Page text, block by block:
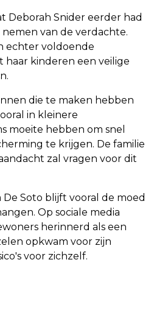
Deborah Snider eerder had
van de verdachte.
echter voldoende
kinderen een veilige
die te maken hebben
in kleinere
moeite hebben om snel
te krijgen. De familie
zal vragen voor dit
Soto blijft vooral de moed
Op sociale media
herinnerd als een
opkwam voor zijn
voor zichzelf.